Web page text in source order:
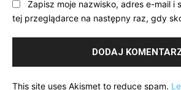
Zapisz moje nazwisko, adres e-mail i
tej przeglądarce na następny raz, gdy
This site uses Akismet to reduce spam.